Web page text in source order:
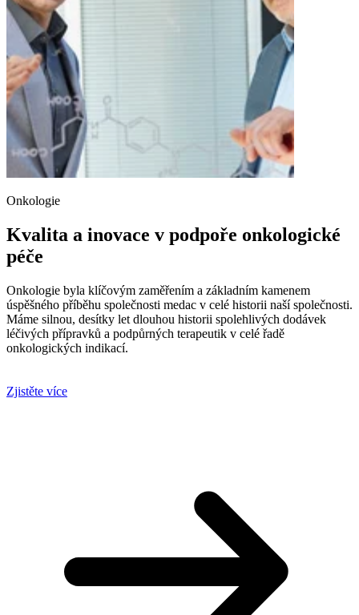
Onkologie
Kvalita a inovace v podpoře onkologické
péče
Onkologie byla klíčovým zaměřením a základním kamenem
úspěšného příběhu společnosti medac v celé historii naší společnosti.
Máme silnou, desítky let dlouhou historii spolehlivých dodávek
léčivých přípravků a podpůrných terapeutik v celé řadě
onkologických indikací.
Zjistěte více